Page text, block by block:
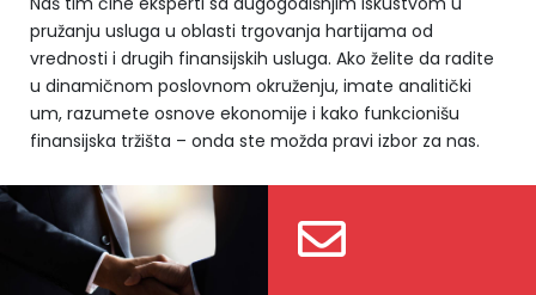
pružanju usluga u oblasti trgovanja hartijama od
vrednosti i drugih finansijskih usluga. Ako želite da radite
u dinamičnom poslovnom okruženju, imate analitički
um, razumete osnove ekonomije i kako funkcionišu
finansijska tržišta – onda ste možda pravi izbor za nas.